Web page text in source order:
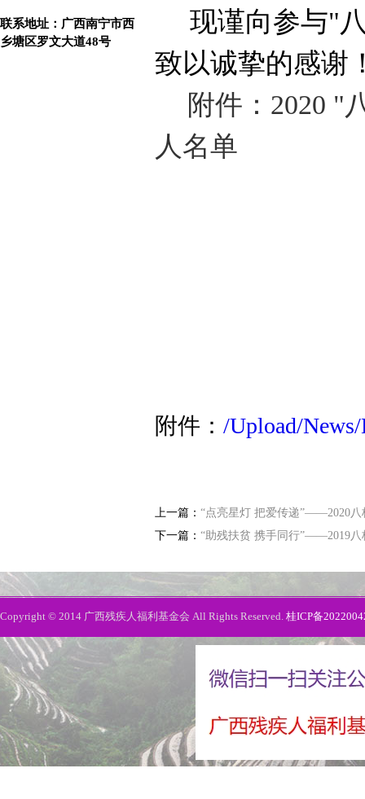
联系地址 ：广西南宁市西
乡塘区罗文大道48号
现谨向参与"
致以诚挚的感谢
附件： 2020 "
人名单
附件： /Upload/
上一篇： “点亮星灯 把爱传递”——2020
下一篇： “助残扶贫 携手同行”——2019
Copyright © 2014 广西残疾人福利基金会 All Rights Reserved. 桂ICP备